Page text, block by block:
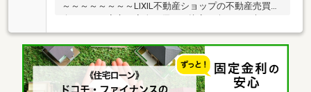
～～～～～～～～LIXIL不動産ショップの不動産売買仲
ださい♪他社さんとの違いをご堪能下さいませ！～～
～～～～～～～～～～～～～～～～～～～～≪いずみ
野小学校・いずみ野中学校≫火曜・水曜も営業中！リ
フォームのご相談も無料で承ります。◆ペット飼育可
能！◆相鉄いずみ野線「いずみ野」駅徒歩6分♪●ご内